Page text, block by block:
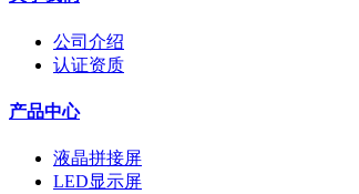
公司介绍
认证资质
产品中心
液晶拼接屏
LED显示屏